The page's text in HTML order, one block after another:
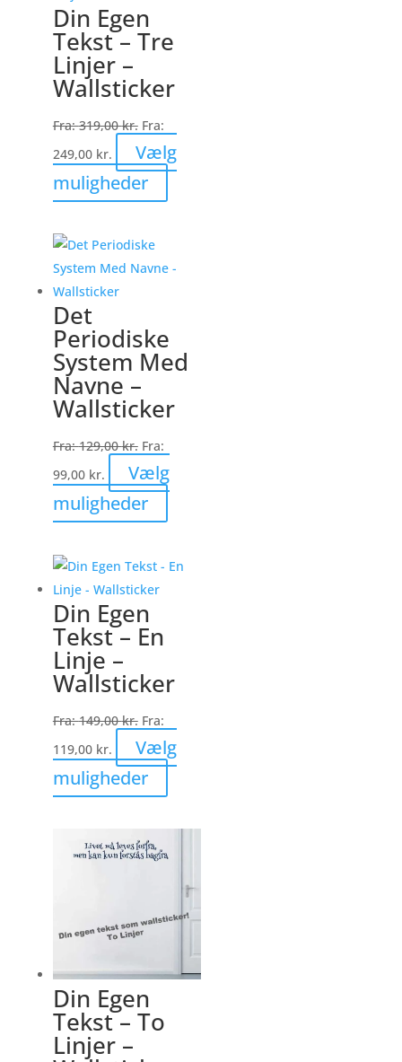
kan
på
Din Egen
Tekst – Tre
Linjer –
Wallsticker
Fra:319,00kr. Fra:
249,00 kr.
Vælg
muligheder
vare
varianter.
vælges
på
Det
Periodiske
System Med
Navne –
Wallsticker
Fra:129,00kr. Fra:
99,00 kr.
Vælg
muligheder
vare
flere
på
Din Egen
Tekst – En
Linje –
Wallsticker
Fra:149,00kr. Fra:
119,00 kr.
Vælg
muligheder
vare
Mulighederne
kan
varesiden
Din Egen
Tekst – To
Linjer –